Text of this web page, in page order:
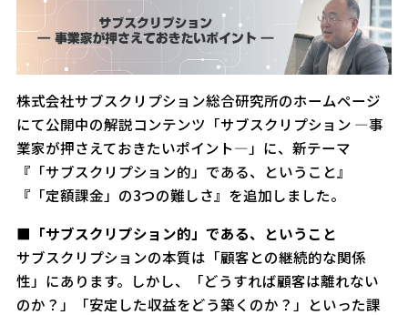
株式会社サブスクリプション総合研究所のホームページ
にて公開中の解説コンテンツ「サブスクリプション ―事
業家が押さえておきたいポイント―」に、新テーマ
『「サブスクリプション的」である、ということ』
『「定額課金」の3つの難しさ』を追加しました。
■「サブスクリプション的」である、ということ
サブスクリプションの本質は「顧客との継続的な関係
性」にあります。しかし、「どうすれば顧客は離れない
のか？」「安定した収益をどう築くのか？」といった課